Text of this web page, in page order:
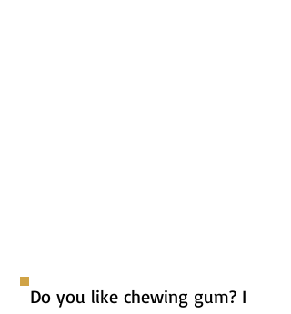
Do you like chewing gum? I